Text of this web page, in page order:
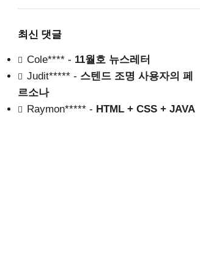
최신 댓글
Cole****- 11월호 뉴스레터
Judit*****- 스텐드 조명 사용자의 페
르소나
Raymon*****- HTML + CSS + JAVA